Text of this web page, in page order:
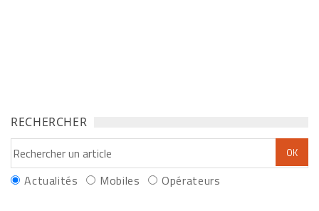
RECHERCHER
Actualités Mobiles Opérateurs